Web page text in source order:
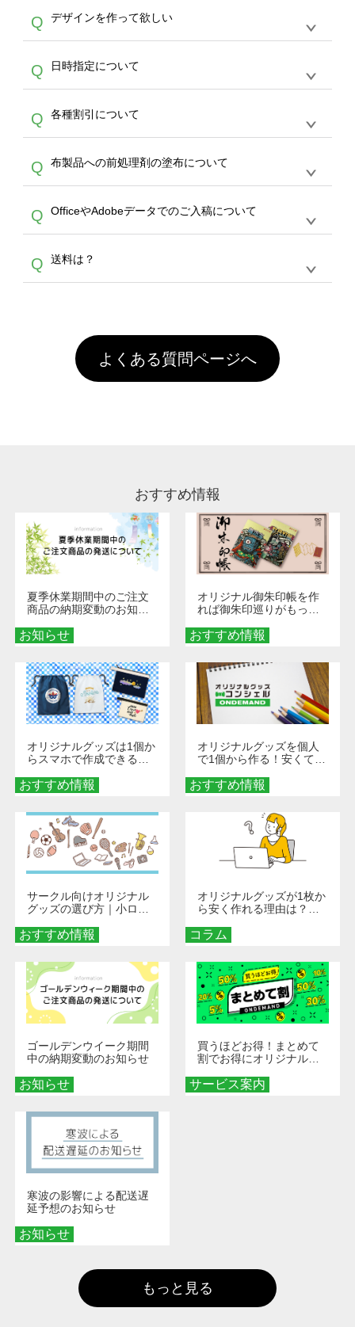
作する数量が多ければ多いほど、オンデマンド
サービスよりも低価格で製作することが可能で
す。
写真などもアップロード可能です。使用できな
い画像はエラーになります。（※ Illustratorか
らの直接入稿には対応していません。AIで保存
し、デザインツールからアップロードして下さ
い）
A
文のみ受け付けております。30個以上のご製
作をお考えの方は、サポートが担当するエコバ
スをご利用頂ければ、電話やFAX、メールなど
でご注文が可能です。
Q デザインを作って欲しい
A
を作って欲しい。などの場合は、製作数量が
30個以上であれば、サポート担当が、デザイ
バッグコンシェル
サー
ビスをご利用ください。(※ 30個以下の場合
は、デザインツールをご利用ください)
Q 日時指定について
A
ん。発送後18時以降に配送業者・伝票番号を
メールでお知らせいたしますので、直接配送業
者にご連絡いただき調整をお願い致します。
Q 各種割引について
A
カート内で自動的に割引(最大50%)が適用され
ます。 【付与ポイント】購入金額の1％が1ポ
イントとして付与され、次回ご注文時に1ポイ
ント＝1円としてお使いいただけます。ポイン
トは発送完了の翌日に付与され、次回ご注文時
からご利用頂けます。ポイントの有効期限は一
年間です。【会員ランク】過去10カ月のご注
文回数により会員ランク割引(最大5%)が適用
頂いても、ログインがされていなければ、ラン
クにカウントがされません。
Q 布製品への前処理剤の塗布について
A
意点（前処理剤）】カラー生地（Tシャツのホ
ワイト、トートバッグのナチュラル、ホワイト
といって、プリントを定着させるための処理剤
を塗布しており、短納期・低価格で商品をお届
害な性質で、水洗いで落とすことが可能です。
お手数ですが、お客様ご自身にて着用前に落と
していただけますようお願いいたします。※1
通常注文・直送機能でのご注文に関わらず、前
Q OfficeやAdobeデータでのご入稿について
A
ません。いずれのデータも該当デザインのみ画
像(JPEG,PNG,GIF,PDF)に変換、またはAdobe
Q 送料は？
引」などによるお値引きで4,000円未満になる
場合は送料がかかりますので、ご注意くださ
い。
よくある質問ページへ
おすすめ情報
お知らせ
夏季休業期間中のご注文
商品の納期変動のお知ら
おすすめ情報
オリジナル御朱印帳を作
れば御朱印巡りがもっと
ダーメイドする魅力と選
び方
おすすめ情報
オリジナルグッズは1個か
らスマホで作成できる！
くなる巾着＆ポーチ活用
術
おすすめ情報
オリジナルグッズを個人
で1個から作る！安くて簡
秘訣
おすすめ情報
サークル向けオリジナル
グッズの選び方｜小ロッ
める秘訣
コラム
オリジナルグッズが1枚か
ら安く作れる理由は？オ
とメリットを解説
お知らせ
ゴールデンウイーク期間
中の納期変動のお知らせ
サービス案内
買うほどお得！まとめて
割でお得にオリジナルグ
お知らせ
寒波の影響による配送遅
延予想のお知らせ
もっと見る